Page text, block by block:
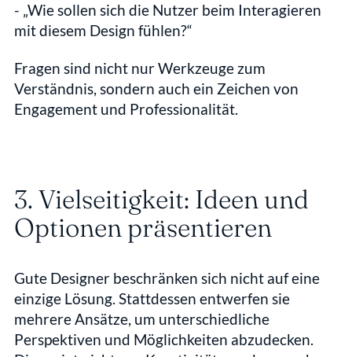
- „Wie sollen sich die Nutzer beim Interagieren
mit diesem Design fühlen?“
Fragen sind nicht nur Werkzeuge zum
Verständnis, sondern auch ein Zeichen von
Engagement und Professionalität.
3. Vielseitigkeit: Ideen und
Optionen präsentieren
Gute Designer beschränken sich nicht auf eine
einzige Lösung. Stattdessen entwerfen sie
mehrere Ansätze, um unterschiedliche
Perspektiven und Möglichkeiten abzudecken.